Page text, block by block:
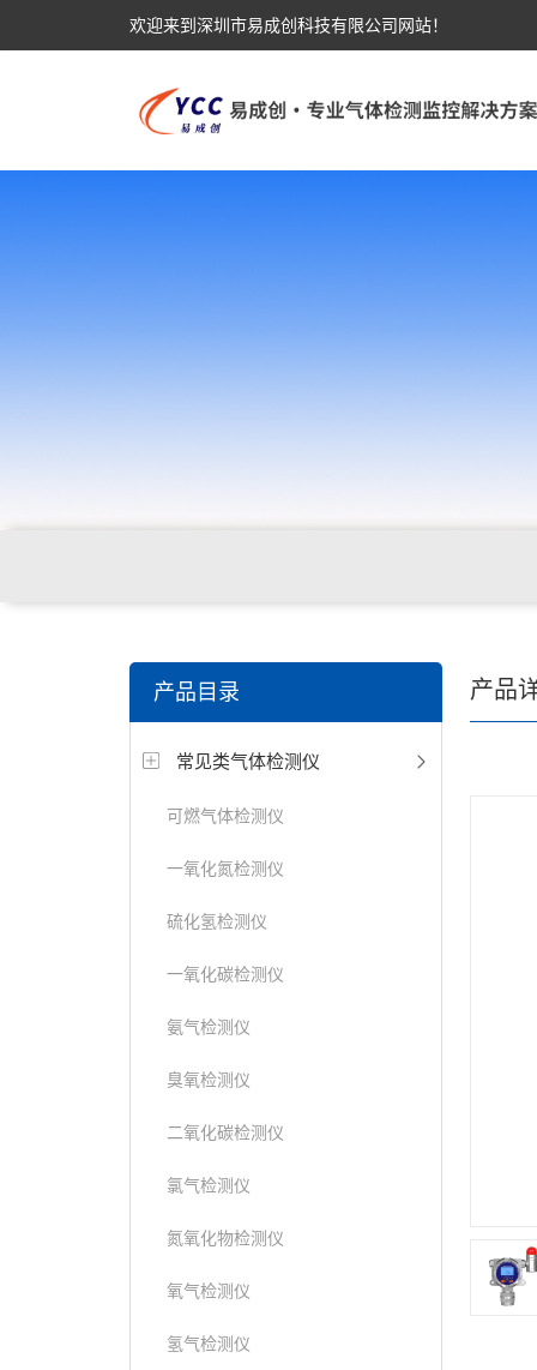
欢迎来到深圳市易成创科技有限公司网站！
产品目录
常见类气体检测仪
可燃气体检测仪
一氧化氮检测仪
硫化氢检测仪
一氧化碳检测仪
氨气检测仪
臭氧检测仪
二氧化碳检测仪
氯气检测仪
氮氧化物检测仪
氧气检测仪
氢气检测仪
产品